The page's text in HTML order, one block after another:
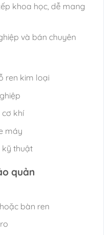
khoa học, dễ mang
và bán chuyên
ren kim loại
khí
máy
kỹ thuật
quản
bàn ren